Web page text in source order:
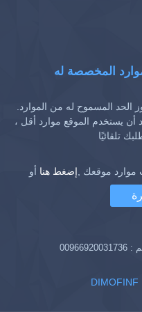
المخصصة له
الحد المسموح له من الموارد.
أن يستخدم الموقع موارد أقل ،
تلقائيًا
موارد موقعك ,إضغط هنا أو
:
00966920031736
DIMOFINF